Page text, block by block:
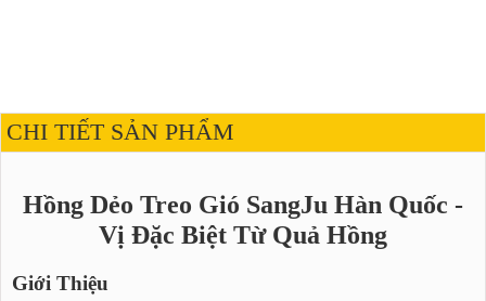
CHI TIẾT SẢN PHẨM
Hồng Dẻo Treo Gió SangJu Hàn Quốc -
Vị Đặc Biệt Từ Quả Hồng
Giới Thiệu